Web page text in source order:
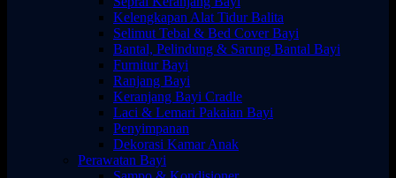
Kelengkapan Alat Tidur Balita
Selimut Tebal & Bed Cover Bayi
Bantal, Pelindung & Sarung Bantal Bayi
Furnitur Bayi
Ranjang Bayi
Keranjang Bayi Cradle
Laci & Lemari Pakaian Bayi
Penyimpanan
Dekorasi Kamar Anak
Perawatan Bayi